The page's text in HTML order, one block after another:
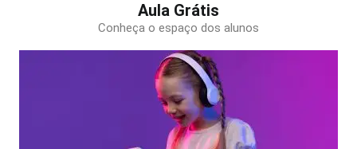
Aula Grátis
Conheça o espaço dos alunos